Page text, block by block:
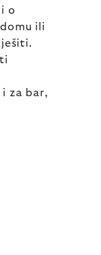
o
ili
i za bar,